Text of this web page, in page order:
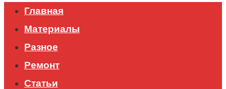
Главная
Материалы
Разное
Ремонт
Статьи